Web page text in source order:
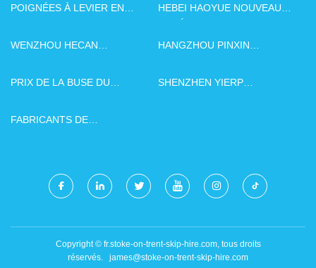
POIGNÉES À LEVIER EN
HEBEI HAOYUE NOUVEAU
CO ., LTD .
WENZHOU HECAN
HANGZHOU PINXIN
PRIX DE LA BUSE DU
CO₂/MIG/MAG LONGUE
SHENZHEN YIERP
FABRICANTS DE
Copyright © fr.stoke-on-trent-skip-hire.com, tous droits
réservés. james@stoke-on-trent-skip-hire.com